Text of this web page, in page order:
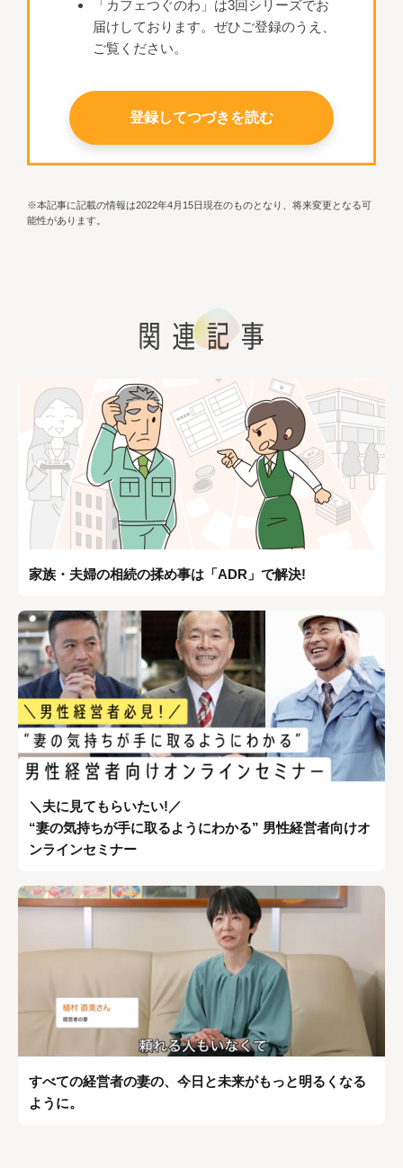
「カフェつぐのわ」は3回シリーズでお
届けしております。ぜひご登録のうえ、
ご覧ください。
登録してつづきを読む
※本記事に記載の情報は2022年4月15日現在のものとなり、将来変更となる可
能性があります。
家族・夫婦の相続の揉め事は「ADR」で解決!
＼夫に見てもらいたい!／
“妻の気持ちが手に取るようにわかる” 男性経営者向けオ
ンラインセミナー
すべての経営者の妻の、今日と未来がもっと明るくなる
ように。